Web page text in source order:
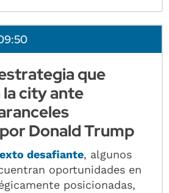
que
city ante
Donald Trump
desafiante, algunos
oportunidades en
posicionadas,